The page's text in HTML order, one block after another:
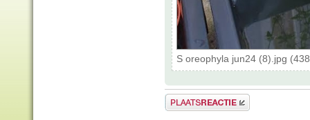
S oreophyla jun24 (8).jpg
Plaats een reactie